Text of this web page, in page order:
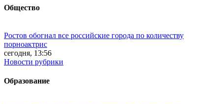
Общество
Ростов обогнал все российские города по количеству
порноактрис
сегодня, 13:56
Новости рубрики
Образование